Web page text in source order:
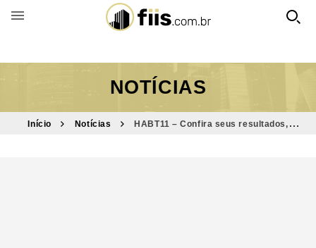
BUSCAR POR FUNDO
NOTÍCIAS
Início Notícias
HABT11 – Confira seus resultados,